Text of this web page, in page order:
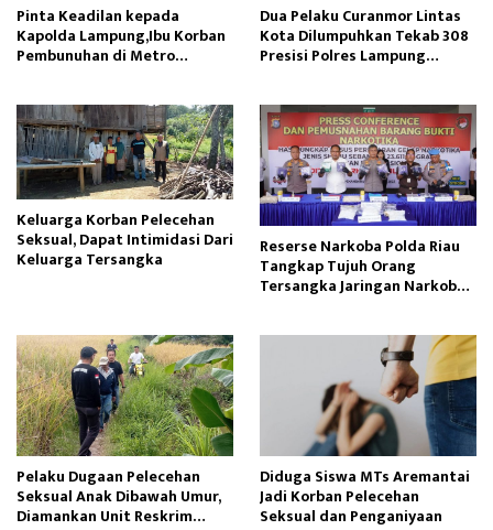
Pinta Keadilan kepada
Kapolda Lampung,Ibu Korban
Pembunuhan di Metro
Dua Pelaku Curanmor Lintas
Kota Dilumpuhkan Tekab 308
Presisi Polres Lampung
Keluarga Korban Pelecehan
Seksual, Dapat Intimidasi Dari
Keluarga Tersangka
Reserse Narkoba Polda Riau
Tangkap Tujuh Orang
Tersangka Jaringan Narkoba
Pelaku Dugaan Pelecehan
Seksual Anak Dibawah Umur,
Diamankan Unit Reskrim
Diduga Siswa MTs Aremantai
Jadi Korban Pelecehan
Seksual dan Penganiyaan